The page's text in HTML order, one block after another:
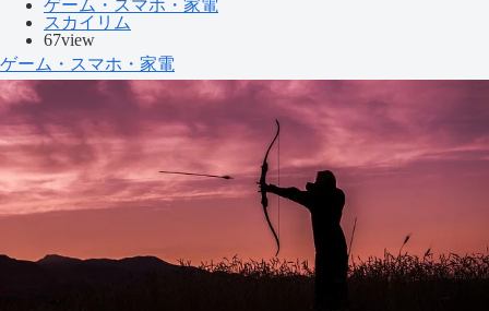
ゲーム・スマホ・家電
スカイリム
67view
ゲーム・スマホ・家電